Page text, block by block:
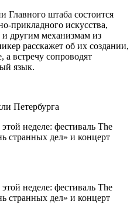
Главного штаба состоится
прикладного искусства,
другим механизмам из
расскажет об их создании,
а встречу сопроводят
язык.
Петербурга